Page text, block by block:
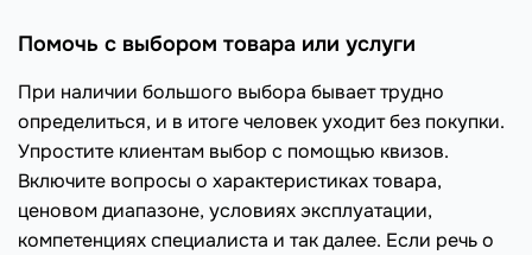
Помочь с выбором товара или услуги
При наличии большого выбора бывает трудно
определиться, и в итоге человек уходит без покупки.
Упростите клиентам выбор с помощью квизов.
Включите вопросы о характеристиках товара,
ценовом диапазоне, условиях эксплуатации,
компетенциях специалиста и так далее. Если речь о